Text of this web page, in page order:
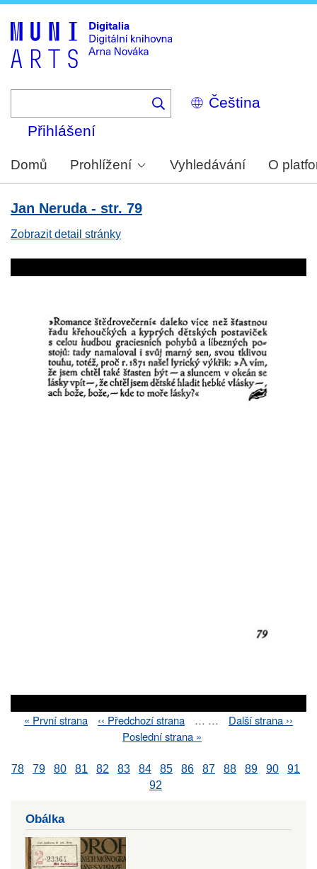
Select
your
Přihlášení
Domů Prohlížení Vyhledávání O
Jan Neruda - str. 79
Zobrazit detail stránky
First
« První strana
Previous
‹‹ Předchozí strana … …
Next
Další strana ››
Last
Poslední strana »
78 79 80 81 82 83 84 85 86 87 88 89 90
91
92
Obálka